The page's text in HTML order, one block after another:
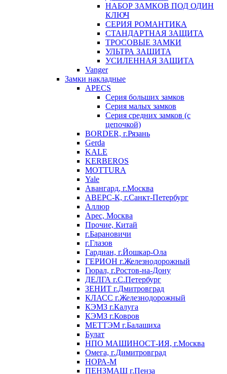
НАБОР ЗАМКОВ ПОД ОДИН
КЛЮЧ
СЕРИЯ РОМАНТИКА
СТАНДАРТНАЯ ЗАЩИТА
ТРОСОВЫЕ ЗАМКИ
УЛЬТРА ЗАЩИТА
УСИЛЕННАЯ ЗАЩИТА
Vanger
Замки накладные
APECS
Серия больших замков
Серия малых замков
Серия средних замков (с
цепочкой)
BORDER, г.Рязань
Gerda
KALE
KERBEROS
MOTTURA
Yale
Авангард, г.Москва
АВЕРС-К, г.Санкт-Петербург
Аллюр
Арес, Москва
Прочие, Китай
г.Барановичи
г.Глазов
Гардиан, г.Йошкар-Ола
ГЕРИОН г.Железнодорожный
Гюрал, г.Ростов-на-Дону
ДЕЛГА г.С.Петербург
ЗЕНИТ г.Дмитровград
КЛАСС г.Железнодорожный
КЭМЗ г.Калуга
КЭМЗ г.Ковров
МЕТТЭМ г.Балашиха
Булат
НПО МАШИНОСТ-ИЯ, г.Москва
Омега, г.Димитровград
НОРА-М
ПЕНЗМАШ г.Пенза